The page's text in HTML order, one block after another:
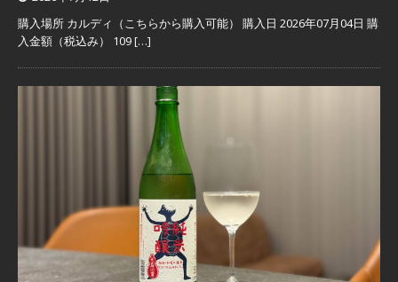
購入場所 カルディ（こちらから購入可能） 購入日 2026年07月04日 購
入金額（税込み） 109[…]